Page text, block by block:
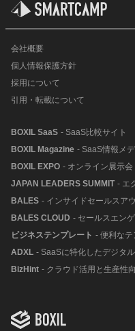
会社概要
個人情報保護方針
採用について
引用・転載について
BOXIL SaaS - SaaS比較サイト
BOXIL Magazine - SaaS情報メ
BOXIL EXPO - オンライン展示会
JAPAN LEADERS SUMMIT - エ
BALES - インサイドセールスア
BALES CLOUD - セールスエン
ビジネステンプレート - 便利な
ADXL - SaaSに特化したデジタ
BizHint - クラウド活用と生産性